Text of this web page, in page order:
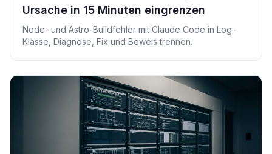
Ursache in 15 Minuten eingrenzen
Node- und Astro-Buildfehler mit Claude Code in Log-
Klasse, Diagnose, Fix und Beweis trennen.